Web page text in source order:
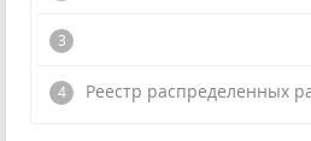
Реестр распределенных